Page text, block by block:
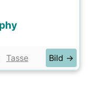
Tasse Bild →